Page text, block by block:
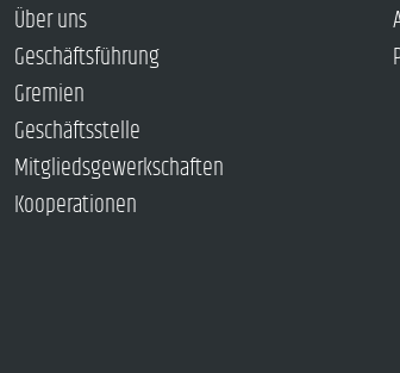
Über uns
Geschäftsführung
Gremien
Geschäftsstelle
Mitgliedsgewerkschaften
Kooperationen